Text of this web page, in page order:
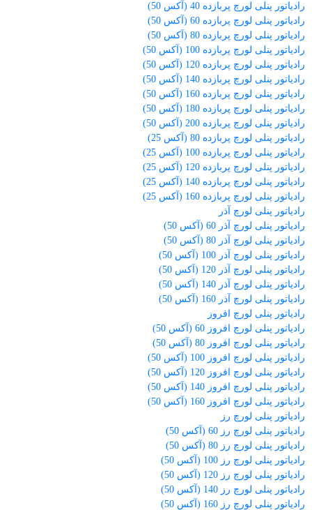
رادیاتور پنلی لورچ پربازده 40 (آکس 50)
رادیاتور پنلی لورچ پربازده 60 (آکس 50)
رادیاتور پنلی لورچ پربازده 80 (آکس 50)
رادیاتور پنلی لورچ پربازده 100 (آکس 50)
رادیاتور پنلی لورچ پربازده 120 (آکس 50)
رادیاتور پنلی لورچ پربازده 140 (آکس 50)
رادیاتور پنلی لورچ پربازده 160 (آکس 50)
رادیاتور پنلی لورچ پربازده 180 (آکس 50)
رادیاتور پنلی لورچ پربازده 200 (آکس 50)
رادیاتور پنلی لورچ پربازده 80 (آکس 25)
رادیاتور پنلی لورچ پربازده 100 (آکس 25)
رادیاتور پنلی لورچ پربازده 120 (آکس 25)
رادیاتور پنلی لورچ پربازده 140 (آکس 25)
رادیاتور پنلی لورچ پربازده 160 (آکس 25)
رادیاتور پنلی لورچ آذر
رادیاتور پنلی لورچ آذر 60 (آکس 50)
رادیاتور پنلی لورچ آذر 80 (آکس 50)
رادیاتور پنلی لورچ آذر 100 (آکس 50)
رادیاتور پنلی لورچ آذر 120 (آکس 50)
رادیاتور پنلی لورچ آذر 140 (آکس 50)
رادیاتور پنلی لورچ آذر 160 (آکس 50)
رادیاتور پنلی لورچ افروز
رادیاتور پنلی لورچ افروز 60 (آکس 50)
رادیاتور پنلی لورچ افروز 80 (آکس 50)
رادیاتور پنلی لورچ افروز 100 (آکس 50)
رادیاتور پنلی لورچ افروز 120 (آکس 50)
رادیاتور پنلی لورچ افروز 140 (آکس 50)
رادیاتور پنلی لورچ افروز 160 (آکس 50)
رادیاتور پنلی لورچ رز
رادیاتور پنلی لورچ رز 60 (آکس 50)
رادیاتور پنلی لورچ رز 80 (آکس 50)
رادیاتور پنلی لورچ رز 100 (آکس 50)
رادیاتور پنلی لورچ رز 120 (آکس 50)
رادیاتور پنلی لورچ رز 140 (آکس 50)
رادیاتور پنلی لورچ رز 160 (آکس 50)